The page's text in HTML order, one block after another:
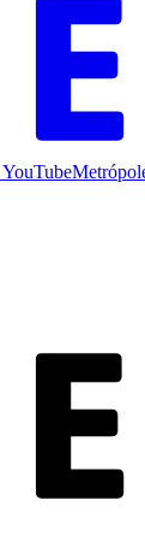
YouTube